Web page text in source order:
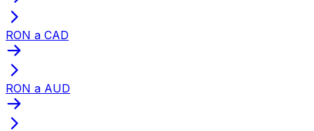
RON a CAD
RON a AUD